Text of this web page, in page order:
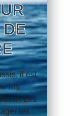
il est
les
Les
les